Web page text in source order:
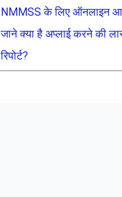
NMMSS के लिए ऑनलाइन
जाने क्या है अप्लाई करने की
रिपोर्ट?